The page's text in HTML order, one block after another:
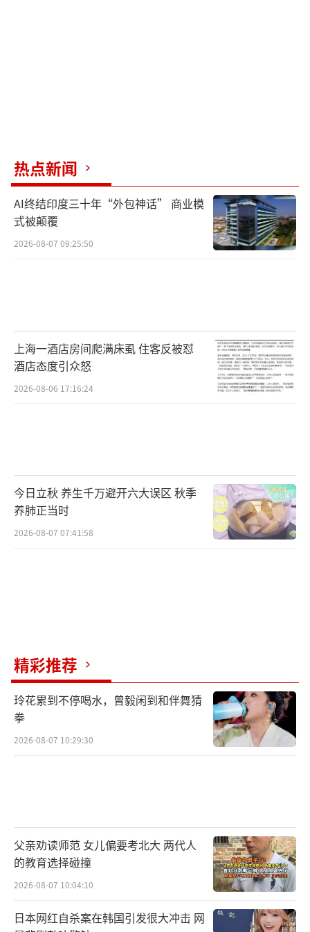
热点新闻
AI终结印度三十年“外包神话” 商业模
式被颠覆
2026-08-07 09:25:50
上海一酒店房间爬满床虱 住客反被怼
酒店态度引众怒
2026-08-06 17:16:24
今日立秋 养生千万避开六大误区 秋季
养肺正当时
2026-08-07 07:41:58
精彩推荐
玲花累到不停喝水，曾毅闲到和伴舞猜
拳
2026-08-07 10:29:30
父亲劝读师范 女儿偏要考北大 两代人
的教育选择碰撞
2026-08-07 10:04:10
日本网红自杀案在韩国引发很大冲击 网